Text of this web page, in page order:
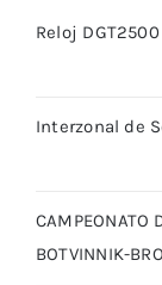
Reloj DGT2500
Interzonal de
CAMPEONATO
BOTVINNIK-